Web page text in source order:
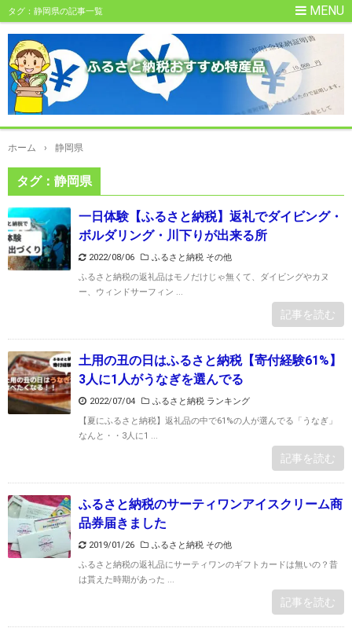
タグ：静岡県の記事一覧
ホーム › 静岡県
タグ：静岡県
一日体験【ふるさと納税】返礼でダイビング・
ボルダリング・川下りが出来る所
2022/08/06
ふるさと納税 その他
ふるさと納税の返礼品はモノだけじゃ無くて、ダイビングやカヌ
ー、ウィンドサーフィン ...
記事を読む
土用の丑の日はふるさと納税【寄付経験61%】
3人に1人がうなぎを選んでる
2022/07/04
ふるさと納税 ランキング
【夏にふるさと納税】返礼品の中で61%の人が選んでる「うなぎ」
なんと・・3人に1 ...
記事を読む
ふるさと納税のサーティワンアイスクリーム商
品券届きました
2019/01/26
ふるさと納税 その他
ふるさと納税の返礼品にサーティワンのギフトカードは無いの？昔
は貰えた時期があった ...
記事を読む